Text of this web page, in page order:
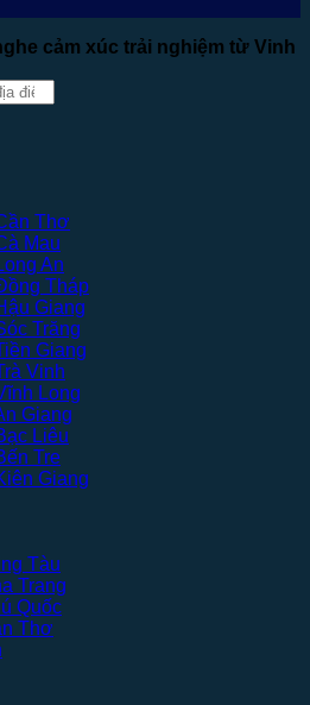
cảm xúc trải nghiệm từ Vinh
Thơ
Mau
An
Tháp
Giang
Trăng
Giang
Vinh
Long
Giang
Liêu
Tre
Giang
Tàu
Trang
Quốc
Thơ